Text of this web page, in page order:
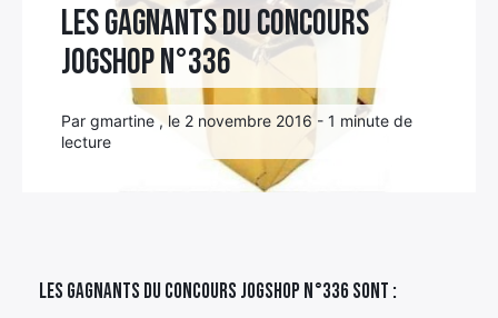
Les gagnants du concours
Jogshop n°336
Par gmartine , le 2 novembre 2016 - 1 minute de
lecture
Les gagnants du concours Jogshop n°336 sont :